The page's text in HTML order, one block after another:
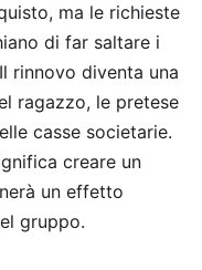
ma le richieste
di far saltare i
rinnovo diventa una
ragazzo, le pretese
casse societarie.
creare un
un effetto
gruppo.